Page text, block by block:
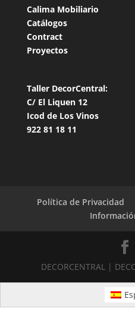
Calima Mobiliario
Catálogos
Contract
Proyectos
Taller DecorCentral:
C/ El Liquen 12
Icod de Los Vinos
922 81 18 11
Política de Privacidad
DECORCENTRAL |